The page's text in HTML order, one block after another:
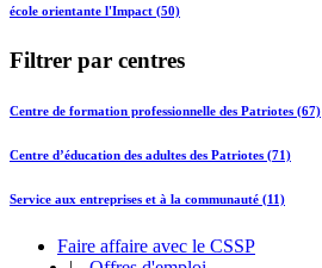
école orientante l'Impact (50)
Filtrer par centres
Centre de formation professionnelle des Patriotes (67)
Centre d’éducation des adultes des Patriotes (71)
Service aux entreprises et à la communauté (11)
Faire affaire avec le CSSP